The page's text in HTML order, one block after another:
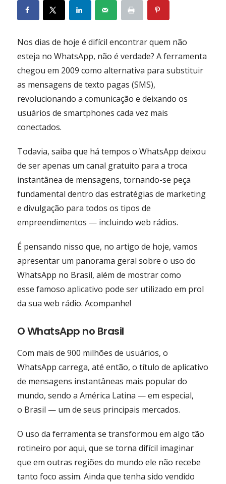
Nos dias de hoje é difícil encontrar quem não
esteja no WhatsApp, não é verdade? A ferramenta
chegou em 2009 como alternativa para substituir
as mensagens de texto pagas (SMS),
revolucionando a comunicação e deixando os
usuários de smartphones cada vez mais
conectados.
Todavia, saiba que há tempos o WhatsApp deixou
de ser apenas um canal gratuito para a troca
instantânea de mensagens, tornando-se peça
fundamental dentro das estratégias de marketing
e divulgação para todos os tipos de
empreendimentos — incluindo web rádios.
É pensando nisso que, no artigo de hoje, vamos
apresentar um panorama geral sobre o uso do
WhatsApp no Brasil, além de mostrar como
esse famoso aplicativo pode ser utilizado em prol
da sua web rádio. Acompanhe!
O WhatsApp no Brasil
Com mais de 900 milhões de usuários, o
WhatsApp carrega, até então, o título de aplicativo
de mensagens instantâneas mais popular do
mundo, sendo a América Latina — em especial,
o Brasil — um de seus principais mercados.
O uso da ferramenta se transformou em algo tão
rotineiro por aqui, que se torna difícil imaginar
que em outras regiões do mundo ele não recebe
tanto foco assim. Ainda que tenha sido vendido